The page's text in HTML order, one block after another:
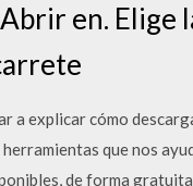
en.
a explicar cómo
que nos
de forma